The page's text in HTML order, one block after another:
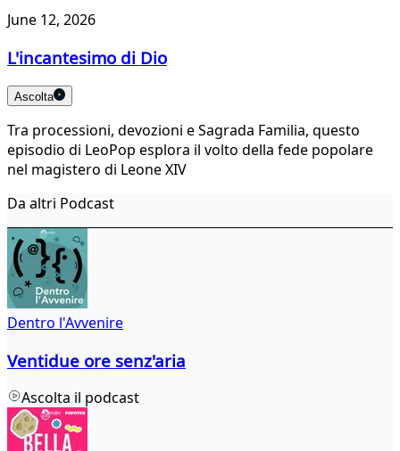
June 12, 2026
L'incantesimo di Dio
Ascolta
Tra processioni, devozioni e Sagrada Familia, questo
episodio di LeoPop esplora il volto della fede popolare
nel magistero di Leone XIV
Da altri Podcast
Dentro l'Avvenire
Ventidue ore senz'aria
Ascolta il podcast